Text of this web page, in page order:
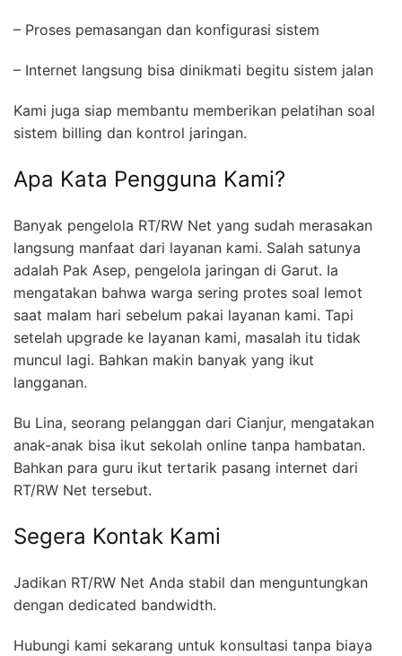
– Proses pemasangan dan konfigurasi sistem
– Internet langsung bisa dinikmati begitu sistem jalan
Kami juga siap membantu memberikan pelatihan soal
sistem billing dan kontrol jaringan.
Apa Kata Pengguna Kami?
Banyak pengelola RT/RW Net yang sudah merasakan
langsung manfaat dari layanan kami. Salah satunya
adalah Pak Asep, pengelola jaringan di Garut. Ia
mengatakan bahwa warga sering protes soal lemot
saat malam hari sebelum pakai layanan kami. Tapi
setelah upgrade ke layanan kami, masalah itu tidak
muncul lagi. Bahkan makin banyak yang ikut
langganan.
Bu Lina, seorang pelanggan dari Cianjur, mengatakan
anak-anak bisa ikut sekolah online tanpa hambatan.
Bahkan para guru ikut tertarik pasang internet dari
RT/RW Net tersebut.
Segera Kontak Kami
Jadikan RT/RW Net Anda stabil dan menguntungkan
dengan dedicated bandwidth.
Hubungi kami sekarang untuk konsultasi tanpa biaya